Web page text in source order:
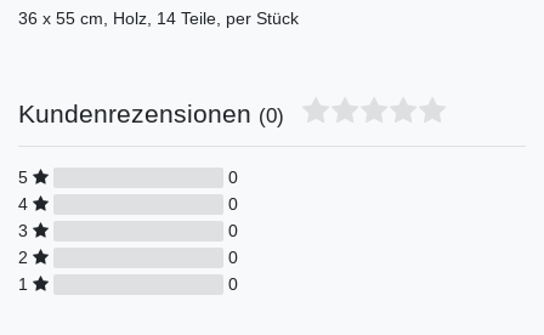
36 x 55 cm, Holz, 14 Teile, per Stück
Kundenrezensionen (0)
5
0
4
0
3
0
2
0
1
0